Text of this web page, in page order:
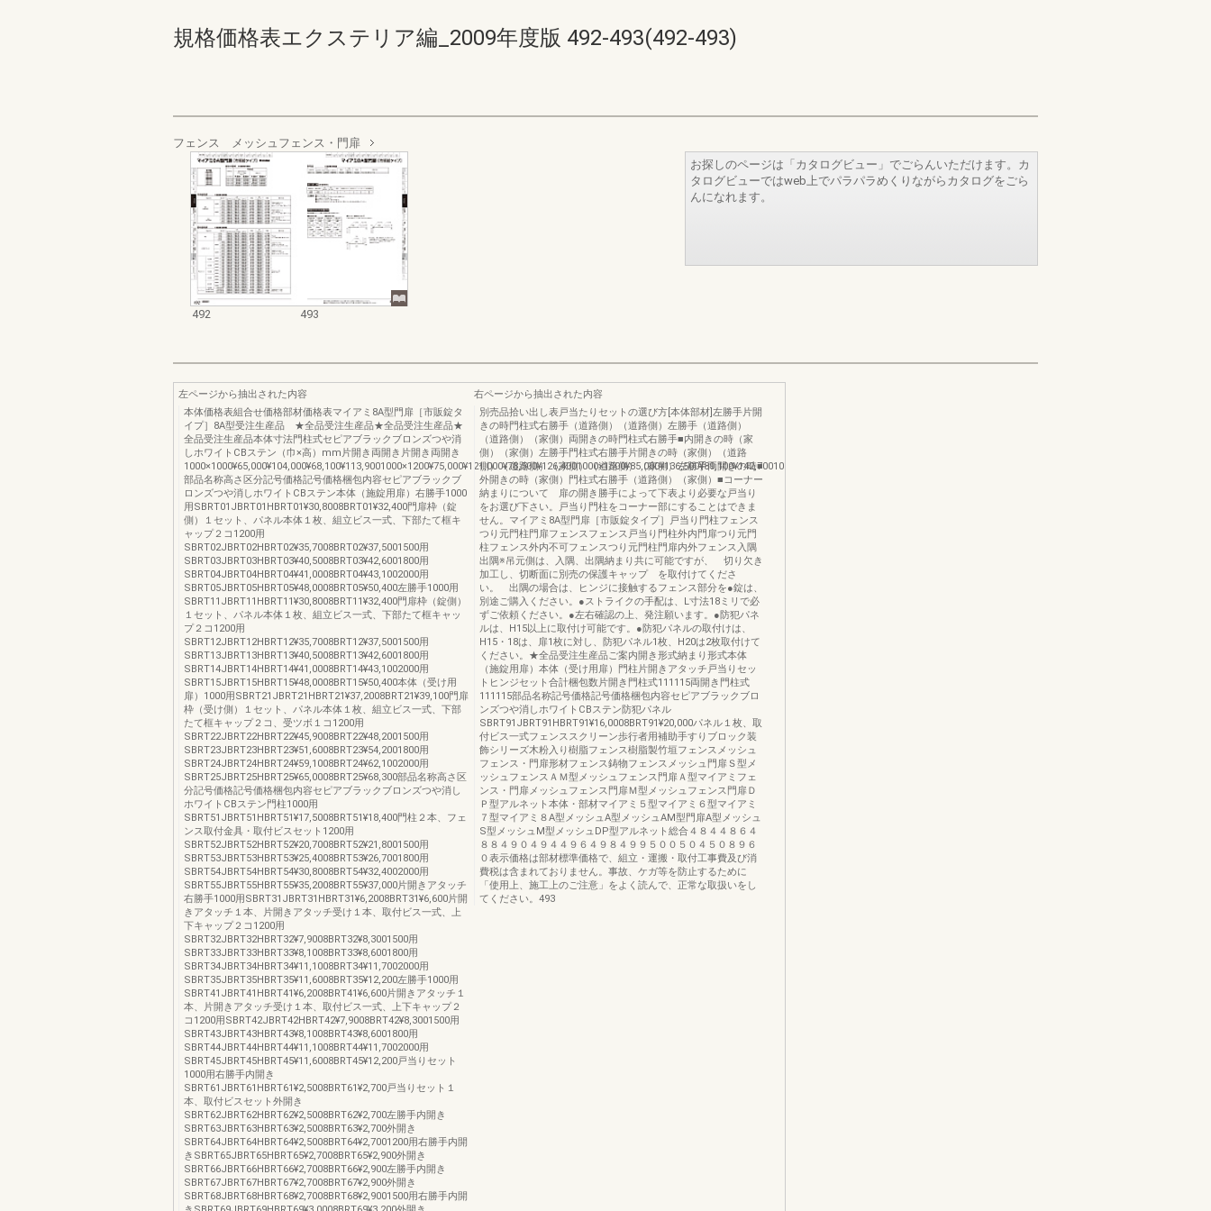
規格価格表エクステリア編_2009年度版 492-493(492-493)
フェンス メッシュフェンス・門扉
492 493
お探しのページは「カタログビュー」でごらんいただけます。カ
タログビューではweb上でパラパラめくりながらカタログをごら
んになれます。
左ページから抽出された内容
本体価格表組合せ価格部材価格表マイアミ8A型門扉［市販錠タ
イプ］8A型受注生産品 ★全品受注生産品★全品受注生産品★
全品受注生産品本体寸法門柱式セピアブラックブロンズつや消
しホワイトCBステン（巾×高）mm片開き両開き片開き両開き
1000×1000¥65,000¥104,000¥68,100¥113,9001000×1200¥75,000¥121,000¥78,500¥126,4001000×1500¥85,000¥136,500¥89,100¥142,7001000×1800¥97,000¥156,000¥101,500¥162,9001000×2000¥108,900¥173,300¥113,900¥181,000
部品名称高さ区分記号価格記号価格梱包内容セピアブラックブ
ロンズつや消しホワイトCBステン本体（施錠用扉）右勝手1000
用SBRT01JBRT01HBRT01¥30,8008BRT01¥32,400門扉枠（錠
側）１セット、パネル本体１枚、組立ビス一式、下部たて框キ
ャップ２コ1200用
SBRT02JBRT02HBRT02¥35,7008BRT02¥37,5001500用
SBRT03JBRT03HBRT03¥40,5008BRT03¥42,6001800用
SBRT04JBRT04HBRT04¥41,0008BRT04¥43,1002000用
SBRT05JBRT05HBRT05¥48,0008BRT05¥50,400左勝手1000用
SBRT11JBRT11HBRT11¥30,8008BRT11¥32,400門扉枠（錠側）
１セット、パネル本体１枚、組立ビス一式、下部たて框キャッ
プ２コ1200用
SBRT12JBRT12HBRT12¥35,7008BRT12¥37,5001500用
SBRT13JBRT13HBRT13¥40,5008BRT13¥42,6001800用
SBRT14JBRT14HBRT14¥41,0008BRT14¥43,1002000用
SBRT15JBRT15HBRT15¥48,0008BRT15¥50,400本体（受け用
扉）1000用SBRT21JBRT21HBRT21¥37,2008BRT21¥39,100門扉
枠（受け側）１セット、パネル本体１枚、組立ビス一式、下部
たて框キャップ２コ、受ツボ１コ1200用
SBRT22JBRT22HBRT22¥45,9008BRT22¥48,2001500用
SBRT23JBRT23HBRT23¥51,6008BRT23¥54,2001800用
SBRT24JBRT24HBRT24¥59,1008BRT24¥62,1002000用
SBRT25JBRT25HBRT25¥65,0008BRT25¥68,300部品名称高さ区
分記号価格記号価格梱包内容セピアブラックブロンズつや消し
ホワイトCBステン門柱1000用
SBRT51JBRT51HBRT51¥17,5008BRT51¥18,400門柱２本、フェ
ンス取付金具・取付ビスセット1200用
SBRT52JBRT52HBRT52¥20,7008BRT52¥21,8001500用
SBRT53JBRT53HBRT53¥25,4008BRT53¥26,7001800用
SBRT54JBRT54HBRT54¥30,8008BRT54¥32,4002000用
SBRT55JBRT55HBRT55¥35,2008BRT55¥37,000片開きアタッチ
右勝手1000用SBRT31JBRT31HBRT31¥6,2008BRT31¥6,600片開
きアタッチ１本、片開きアタッチ受け１本、取付ビス一式、上
下キャップ２コ1200用
SBRT32JBRT32HBRT32¥7,9008BRT32¥8,3001500用
SBRT33JBRT33HBRT33¥8,1008BRT33¥8,6001800用
SBRT34JBRT34HBRT34¥11,1008BRT34¥11,7002000用
SBRT35JBRT35HBRT35¥11,6008BRT35¥12,200左勝手1000用
SBRT41JBRT41HBRT41¥6,2008BRT41¥6,600片開きアタッチ１
本、片開きアタッチ受け１本、取付ビス一式、上下キャップ２
コ1200用SBRT42JBRT42HBRT42¥7,9008BRT42¥8,3001500用
SBRT43JBRT43HBRT43¥8,1008BRT43¥8,6001800用
SBRT44JBRT44HBRT44¥11,1008BRT44¥11,7002000用
SBRT45JBRT45HBRT45¥11,6008BRT45¥12,200戸当りセット
1000用右勝手内開き
SBRT61JBRT61HBRT61¥2,5008BRT61¥2,700戸当りセット１
本、取付ビスセット外開き
SBRT62JBRT62HBRT62¥2,5008BRT62¥2,700左勝手内開き
SBRT63JBRT63HBRT63¥2,5008BRT63¥2,700外開き
SBRT64JBRT64HBRT64¥2,5008BRT64¥2,7001200用右勝手内開
きSBRT65JBRT65HBRT65¥2,7008BRT65¥2,900外開き
SBRT66JBRT66HBRT66¥2,7008BRT66¥2,900左勝手内開き
SBRT67JBRT67HBRT67¥2,7008BRT67¥2,900外開き
SBRT68JBRT68HBRT68¥2,7008BRT68¥2,9001500用右勝手内開
右ページから抽出された内容
別売品拾い出し表戸当たりセットの選び方[本体部材]左勝手片開
きの時門柱式右勝手（道路側）（道路側）左勝手（道路側）
（道路側）（家側）両開きの時門柱式右勝手■内開きの時（家
側）（家側）左勝手門柱式右勝手片開きの時（家側）（道路
側）（道路側）（家側）（道路側）（家側）左勝手両開きの時■
外開きの時（家側）門柱式右勝手（道路側）（家側）■コーナー
納まりについて 扉の開き勝手によって下表より必要な戸当り
をお選び下さい。戸当り門柱をコーナー部にすることはできま
せん。マイアミ8A型門扉［市販錠タイプ］戸当り門柱フェンス
つり元門柱門扉フェンスフェンス戸当り門柱外内門扉つり元門
柱フェンス外内不可フェンスつり元門柱門扉内外フェンス入隅
出隅※吊元側は、入隅、出隅納まり共に可能ですが、 切り欠き
加工し、切断面に別売の保護キャップ を取付けてくださ
い。 出隅の場合は、ヒンジに接触するフェンス部分を●錠は、
別途ご購入ください。●ストライクの手配は、L寸法18ミリで必
ずご依頼ください。●左右確認の上、発注願います。●防犯パネ
ルは、H15以上に取付け可能です。●防犯パネルの取付けは、
H15・18は、扉1枚に対し、防犯パネル1枚、H20は2枚取付けて
ください。★全品受注生産品ご案内開き形式納まり形式本体
（施錠用扉）本体（受け用扉）門柱片開きアタッチ戸当りセッ
トヒンジセット合計梱包数片開き門柱式111115両開き門柱式
111115部品名称記号価格記号価格梱包内容セピアブラックブロ
ンズつや消しホワイトCBステン防犯パネル
SBRT91JBRT91HBRT91¥16,0008BRT91¥20,000パネル１枚、取
付ビス一式フェンススクリーン歩行者用補助手すりブロック装
飾シリーズ木粉入り樹脂フェンス樹脂製竹垣フェンスメッシュ
フェンス・門扉形材フェンス鋳物フェンスメッシュ門扉Ｓ型メ
ッシュフェンスＡＭ型メッシュフェンス門扉Ａ型マイアミフェ
ンス・門扉メッシュフェンス門扉Ｍ型メッシュフェンス門扉Ｄ
Ｐ型アルネット本体・部材マイアミ５型マイアミ６型マイアミ
７型マイアミ８A型メッシュA型メッシュAM型門扉A型メッシュ
S型メッシュM型メッシュDP型アルネット総合４８４４８６４
８８４９０４９４４９６４９８４９９５００５０４５０８９６
０表示価格は部材標準価格で、組立・運搬・取付工事費及び消
費税は含まれておりません。事故、ケガ等を防止するために
「使用上、施工上のご注意」をよく読んで、正常な取扱いをし
てください。493